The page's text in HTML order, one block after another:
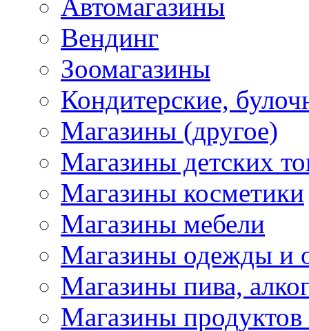
Автомагазины
Вендинг
Зоомагазины
Кондитерские,
Магазины (другое)
Магазины детских
Магазины косметики
Магазины мебели
Магазины одежды и
Магазины пива,
Магазины продуктов